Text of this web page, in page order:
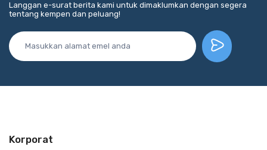
Langgan e-surat berita kami untuk dimaklumkan dengan segera
tentang kempen dan peluang!
Korporat